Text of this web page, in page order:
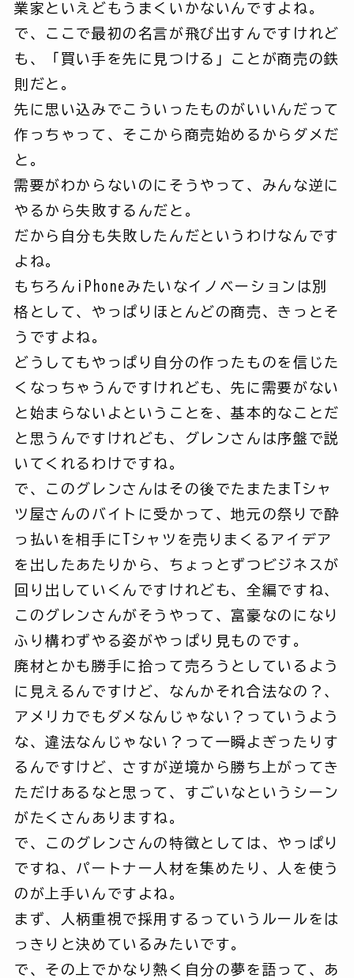
業家といえどもうまくいかないんですよね。
で、ここで最初の名言が飛び出すんですけれど
も、「買い手を先に見つける」ことが商売の鉄
則だと。
先に思い込みでこういったものがいいんだって
作っちゃって、そこから商売始めるからダメだ
と。
需要がわからないのにそうやって、みんな逆に
やるから失敗するんだと。
だから自分も失敗したんだというわけなんです
よね。
もちろんiPhoneみたいなイノベーションは別
格として、やっぱりほとんどの商売、きっとそ
うですよね。
どうしてもやっぱり自分の作ったものを信じた
くなっちゃうんですけれども、先に需要がない
と始まらないよということを、基本的なことだ
と思うんですけれども、グレンさんは序盤で説
いてくれるわけですね。
で、このグレンさんはその後でたまたまTシャ
ツ屋さんのバイトに受かって、地元の祭りで酔
っ払いを相手にTシャツを売りまくるアイデア
を出したあたりから、ちょっとずつビジネスが
回り出していくんですけれども、全編ですね、
このグレンさんがそうやって、富豪なのになり
ふり構わずやる姿がやっぱり見ものです。
廃材とかも勝手に拾って売ろうとしているよう
に見えるんですけど、なんかそれ合法なの？、
アメリカでもダメなんじゃない？っていうよう
な、違法なんじゃない？って一瞬よぎったりす
るんですけど、さすが逆境から勝ち上がってき
ただけあるなと思って、すごいなというシーン
がたくさんありますね。
で、このグレンさんの特徴としては、やっぱり
ですね、パートナー人材を集めたり、人を使う
のが上手いんですよね。
まず、人柄重視で採用するっていうルールをは
っきりと決めているみたいです。
で、その上でかなり熱く自分の夢を語って、あ